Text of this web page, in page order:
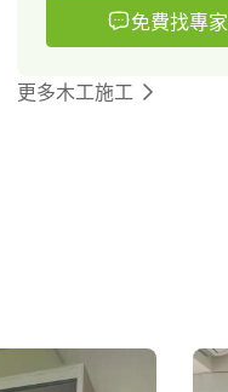
免費找專家
更多木工施工